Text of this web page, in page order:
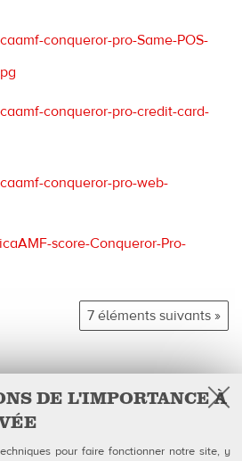
DE L'IMPORTANCE À
pour faire fonctionner notre site, y
conqueror-pro-Same-POS-
conqueror-pro-credit-card-
conqueror-pro-web-
score-Conqueror-Pro-
7 éléments suivants »